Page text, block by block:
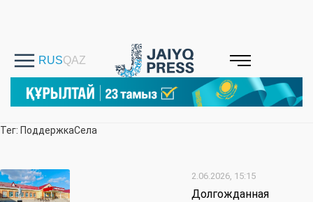
Тег: ПоддержкаСела
2.06.2026, 15:15
Долгожданная